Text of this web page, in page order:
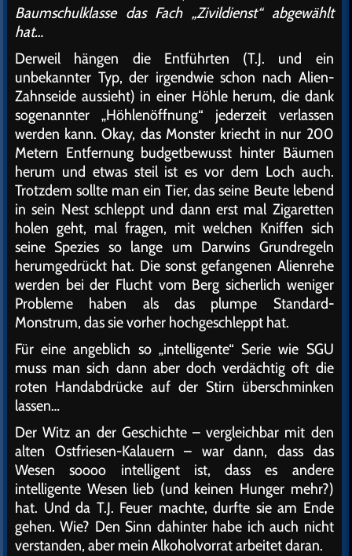
Baumschulklasse das Fach „Zivildienst“ abgewählt
hat…
Derweil hängen die Entführten (T.J. und ein
unbekannter Typ, der irgendwie schon nach Alien-
Zahnseide aussieht) in einer Höhle herum, die dank
sogenannter „Höhlenöffnung“ jederzeit verlassen
werden kann. Okay, das Monster kriecht in nur 200
Metern Entfernung budgetbewusst hinter Bäumen
herum und etwas steil ist es vor dem Loch auch.
Trotzdem sollte man ein Tier, das seine Beute lebend
in sein Nest schleppt und dann erst mal Zigaretten
holen geht, mal fragen, mit welchen Kniffen sich
seine Spezies so lange um Darwins Grundregeln
herumgedrückt hat. Die sonst gefangenen Alienrehe
werden bei der Flucht vom Berg sicherlich weniger
Probleme haben als das plumpe Standard-
Monstrum, das sie vorher hochgeschleppt hat.
Für eine angeblich so „intelligente“ Serie wie SGU
muss man sich dann aber doch verdächtig oft die
roten Handabdrücke auf der Stirn überschminken
lassen…
Der Witz an der Geschichte – vergleichbar mit den
alten Ostfriesen-Kalauern – war dann, dass das
Wesen soooo intelligent ist, dass es andere
intelligente Wesen lieb (und keinen Hunger mehr?)
hat. Und da T.J. Feuer machte, durfte sie am Ende
gehen. Wie? Den Sinn dahinter habe ich auch nicht
verstanden, aber mein Alkoholvorrat arbeitet daran.